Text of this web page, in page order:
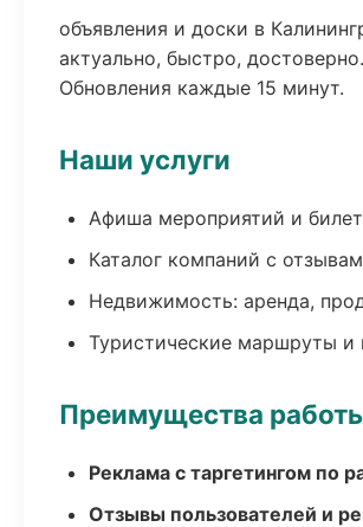
объявления и доски в
актуально, быстро, достоверно.
Обновления каждые 15 минут.
Наши услуги
Афиша мероприятий и
Каталог компаний с
Недвижимость: аренда,
Туристические маршруты и
Преимущества
Реклама с таргетингом по
Отзывы пользователей и